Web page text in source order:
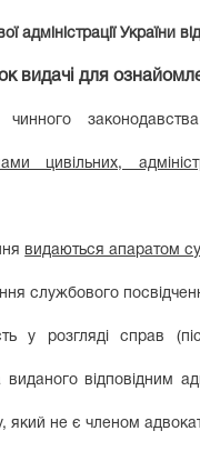
адміністрації України
видачі для
цивільних,
видаються апаратом
службового
у розгляді справ
виданого відповідним
який не є членом